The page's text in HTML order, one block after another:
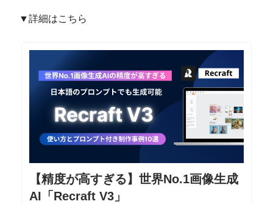
▼詳細はこちら
【精度が高すぎる】世界No.1画像生成
AI「Recraft V3」